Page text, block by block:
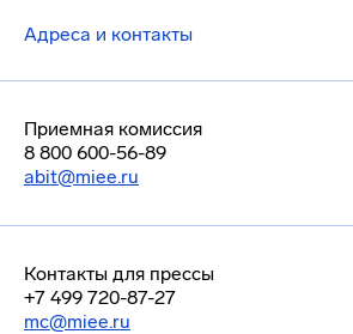
Адреса и контакты
Приемная комиссия
8 800 600-56-89
abit@miee.ru
Контакты для прессы
+7 499 720-87-27
mc@miee.ru